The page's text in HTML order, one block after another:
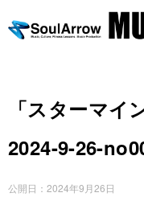
「スターマイ
2024-9-26-­
公開日： 2024年9月26日